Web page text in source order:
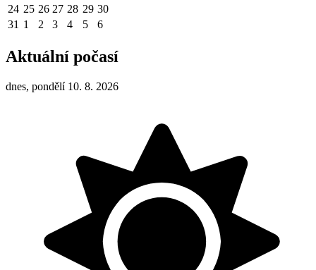
24 25 26 27 28 29 30
31 1 2 3 4 5 6
Aktuální počasí
dnes, pondělí 10. 8. 2026